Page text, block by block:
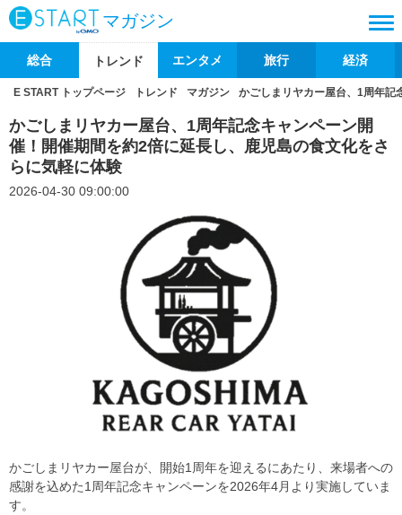
マガジン
総合 トレンド エンタメ 旅行 経済
E START トップページ トレンド マガジン かごしまリヤカー屋台、1周年記
かごしまリヤカー屋台、1周年記念キャンペーン開
催！開催期間を約2倍に延長し、鹿児島の食文化をさ
らに気軽に体験
2026-04-30 09:00:00
かごしまリヤカー屋台が、開始1周年を迎えるにあたり、来場者への
感謝を込めた1周年記念キャンペーンを2026年4月より実施していま
す。